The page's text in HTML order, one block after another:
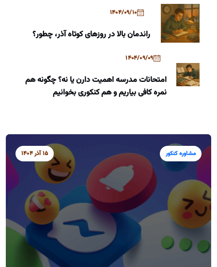
1404/09/10
راندمان بالا در روزهای کوتاه آذر، چطور؟
1404/09/09
امتحانات مدرسه اهمیت دارن یا نه؟ چگونه هم
نمره کافی بیاریم و هم کنکوری بخوانیم
مشاوره کنکور 15 آذر 1404